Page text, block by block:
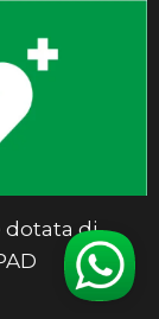
dotata di